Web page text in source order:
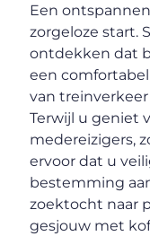
Een
zorgeloze start.
ontdekken dat
een
van
Terwijl u geniet
medereizigers,
ervoor dat u
bestemming
zoektocht naar
gesjouw met